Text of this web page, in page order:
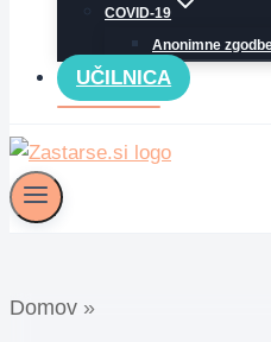
COVID-19
Anonimne
UČILNICA
Domov »